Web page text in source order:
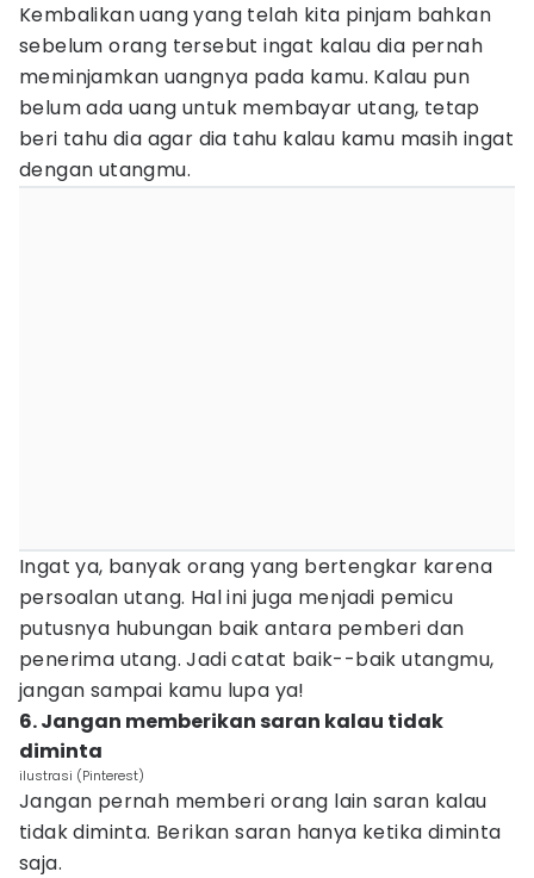
Kembalikan uang yang telah kita pinjam bahkan
sebelum orang tersebut ingat kalau dia pernah
meminjamkan uangnya pada kamu. Kalau pun
belum ada uang untuk membayar utang, tetap
beri tahu dia agar dia tahu kalau kamu masih ingat
dengan utangmu.
Ingat ya, banyak orang yang bertengkar karena
persoalan utang. Hal ini juga menjadi pemicu
putusnya hubungan baik antara pemberi dan
penerima utang. Jadi catat baik--baik utangmu,
jangan sampai kamu lupa ya!
6. Jangan memberikan saran kalau tidak
diminta
ilustrasi (Pinterest)
Jangan pernah memberi orang lain saran kalau
tidak diminta. Berikan saran hanya ketika diminta
saja.